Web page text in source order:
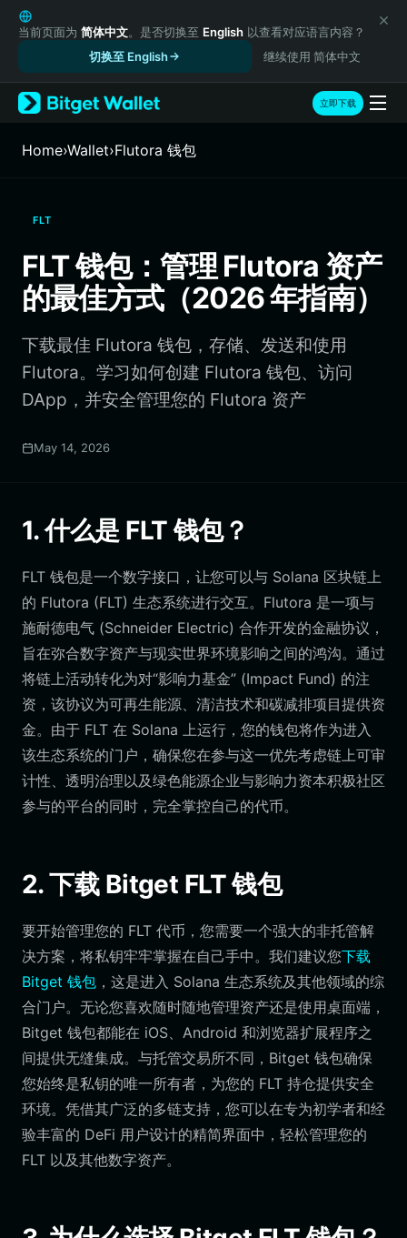
English
日本語
Русский
Español (Latinoamérica)
Türkçe
Italiano
繁體中文
Português (Portugal)
Bahasa Indonesia
ภาษาไทย
हिन्दी
Español
Português (Brasil)
Español (Argentina)
当前页面为 简体中文。是否切换至 English 以查看对应语言内容？
切换至 English
继续使用 简体中文
立即下载
Home›Wallet›Flutora 钱包
FLT
FLT 钱包：管理 Flutora 资产
的最佳方式（2026 年指南）
下载最佳 Flutora 钱包，存储、发送和使用
Flutora。学习如何创建 Flutora 钱包、访问
DApp，并安全管理您的 Flutora 资产
May 14, 2026
1. 什么是 FLT 钱包？
FLT 钱包是一个数字接口，让您可以与 Solana 区块链上
的 Flutora (FLT) 生态系统进行交互。Flutora 是一项与
施耐德电气 (Schneider Electric) 合作开发的金融协议，
旨在弥合数字资产与现实世界环境影响之间的鸿沟。通过
将链上活动转化为对“影响力基金” (Impact Fund) 的注
资，该协议为可再生能源、清洁技术和碳减排项目提供资
金。由于 FLT 在 Solana 上运行，您的钱包将作为进入
该生态系统的门户，确保您在参与这一优先考虑链上可审
计性、透明治理以及绿色能源企业与影响力资本积极社区
参与的平台的同时，完全掌控自己的代币。
2. 下载 Bitget FLT 钱包
要开始管理您的 FLT 代币，您需要一个强大的非托管解
决方案，将私钥牢牢掌握在自己手中。我们建议您下载
Bitget 钱包 ，这是进入 Solana 生态系统及其他领域的综
合门户。无论您喜欢随时随地管理资产还是使用桌面端，
Bitget 钱包都能在 iOS、Android 和浏览器扩展程序之
间提供无缝集成。与托管交易所不同，Bitget 钱包确保
您始终是私钥的唯一所有者，为您的 FLT 持仓提供安全
环境。凭借其广泛的多链支持，您可以在专为初学者和经
验丰富的 DeFi 用户设计的精简界面中，轻松管理您的
FLT 以及其他数字资产。